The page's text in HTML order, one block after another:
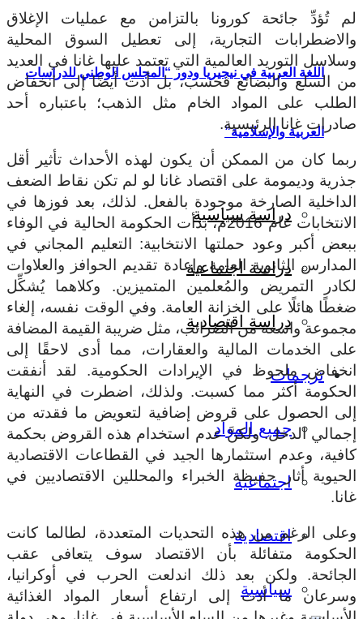
اللغة العربية في نيجيريا ودور “المجلس الوطني للدراسات
العربية والإسلامية”
دراسة سياسية
دراسة اجتماعية
دراسة اقتصادية
ترجمات
جميع المواد
اجتماعية
اقتصادية
سياسية
لم تُؤدِّ جائحة كورونا بالتزامن مع عمليات الإغلاق
والاضطرابات التجارية، إلى تعطيل السوق المحلية
وسلاسل التوريد العالمية التي تعتمد عليها غانا في العديد
من السلع والبضائع فحسب، بل أدت أيضًا إلى انخفاض
الطلب على المواد الخام مثل الذهب؛ باعتباره أحد
صادرات غانا الرئيسية.
ربما كان من الممكن أن يكون لهذه الأحداث تأثير أقل
جذرية وديمومة على اقتصاد غانا لو لم تكن نقاط الضعف
الداخلية الصارخة موجودة بالفعل. لذلك، بعد فوزها في
الانتخابات عام 2016م، بدأت الحكومة الحالية في الوفاء
ببعض أكبر وعود حملتها الانتخابية: التعليم المجاني في
المدارس الثانوية العامة وإعادة تقديم الحوافز والعلاوات
لكادر التمريض والمُعلمين المتميزين. وكلاهما يُشكِّل
ضغطًا هائلًا على الخزانة العامة. وفي الوقت نفسه، إلغاء
مجموعة واسعة من الضرائب، مثل ضريبة القيمة المضافة
على الخدمات المالية والعقارات، مما أدى لاحقًا إلى
انخفاض ملحوظ في الإيرادات الحكومية. لقد أنفقت
الحكومة أكثر مما كسبت. ولذلك، اضطرت في النهاية
إلى الحصول على قروض إضافية لتعويض ما فقدته من
إجمالي الدخل. ولكنَّ عدم استخدام هذه القروض بحكمة
كافية، وعدم استثمارها الجيد في القطاعات الاقتصادية
الحيوية أثار حفيظة الخبراء والمحللين الاقتصاديين في
غانا.
وعلى الرغم من هذه التحديات المتعددة، لطالما كانت
الحكومة متفائلة بأن الاقتصاد سوف يتعافى عقب
الجائحة. ولكن بعد ذلك اندلعت الحرب في أوكرانيا،
وسرعان ما أدت إلى ارتفاع أسعار المواد الغذائية